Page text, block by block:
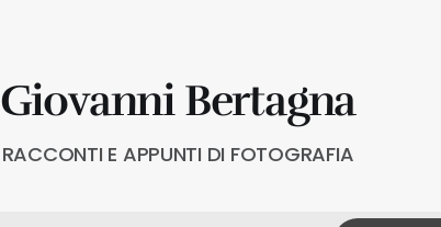
Giovanni Bertagna
RACCONTI E APPUNTI DI FOTOGRAFIA